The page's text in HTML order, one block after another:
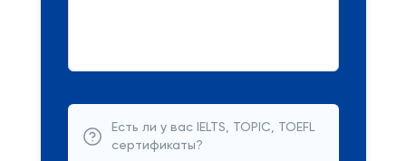
Есть ли у вас IELTS, TOPIC, TOEFL
сертификаты?